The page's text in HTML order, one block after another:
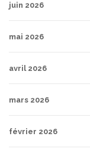
juin 2026
mai 2026
avril 2026
mars 2026
février 2026